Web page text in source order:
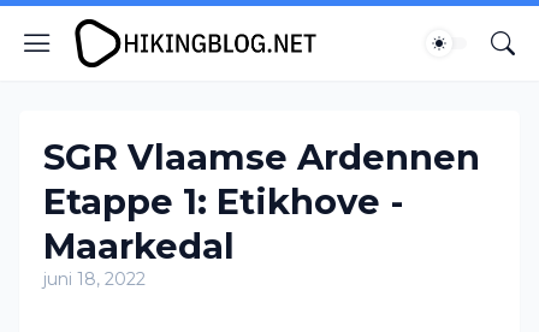
SGR Vlaamse Ardennen
Etappe 1: Etikhove -
Maarkedal
juni 18, 2022